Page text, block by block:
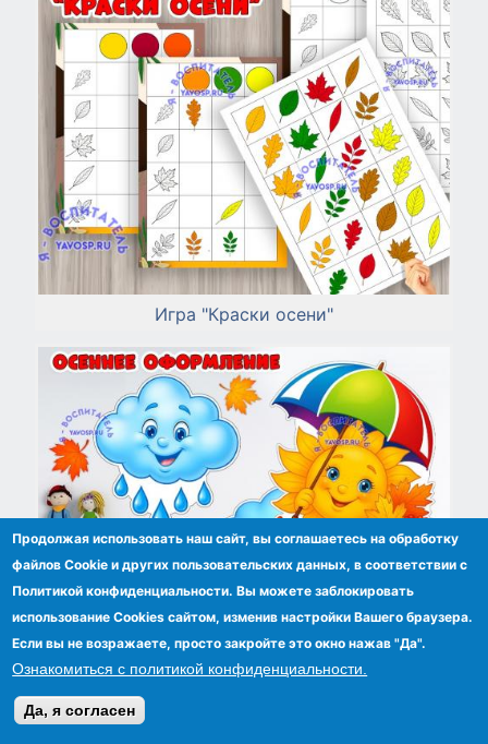
Игра "Краски осени"
Продолжая использовать наш сайт, вы соглашаетесь на обработку
файлов Сookie и других пользовательских данных, в соответствии с
Политикой конфиденциальности. Вы можете заблокировать
использование Cookies сайтом, изменив настройки Вашего браузера.
Если вы не возражаете, просто закройте это окно нажав "Да".
Ознакомиться с политикой конфиденциальности.
Да, я согласен